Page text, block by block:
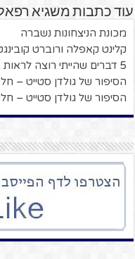
עוד כתבות משגיא
מכונת הניצחונות נשברה
קלינט קאפלה ורוברט
5 דברים שהייתי רוצה לראות בעונה הקרובה ב-NBA
הסיפור של גולדן סטייט – חלק 10 – סיכום וטעם
הסיפור של גולדן סטייט – חלק 9 – עונת שיא